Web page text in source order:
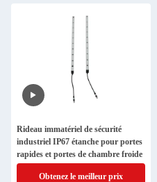
Rideau immatériel de sécurité
industriel IP67 étanche pour portes
rapides et portes de chambre froide
Obtenez le meilleur prix